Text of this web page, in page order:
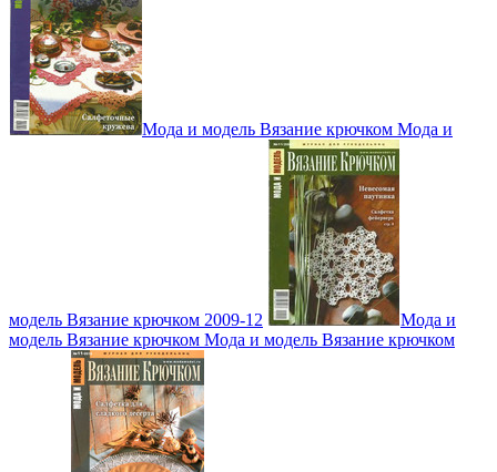
Мода и модель Вязание крючком Мода и
модель Вязание крючком 2009-12
Мода и
модель Вязание крючком Мода и модель Вязание крючком